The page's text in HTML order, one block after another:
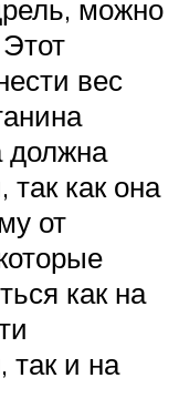
можно
вес
должна
так как она
от
как на
так и на